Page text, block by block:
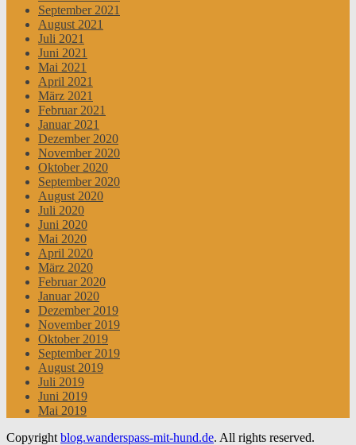
September 2021
August 2021
Juli 2021
Juni 2021
Mai 2021
April 2021
März 2021
Februar 2021
Januar 2021
Dezember 2020
November 2020
Oktober 2020
September 2020
August 2020
Juli 2020
Juni 2020
Mai 2020
April 2020
März 2020
Februar 2020
Januar 2020
Dezember 2019
November 2019
Oktober 2019
September 2019
August 2019
Juli 2019
Juni 2019
Mai 2019
Copyright blog.wanderspass-mit-hund.de. All rights reserved.